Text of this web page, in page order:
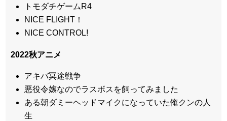
トモダチゲームR4
NICE FLIGHT！
NICE CONTROL!
2022秋アニメ
アキバ冥途戦争
悪役令嬢なのでラスボスを飼ってみました
ある朝ダミーヘッドマイクになっていた俺クンの人
生